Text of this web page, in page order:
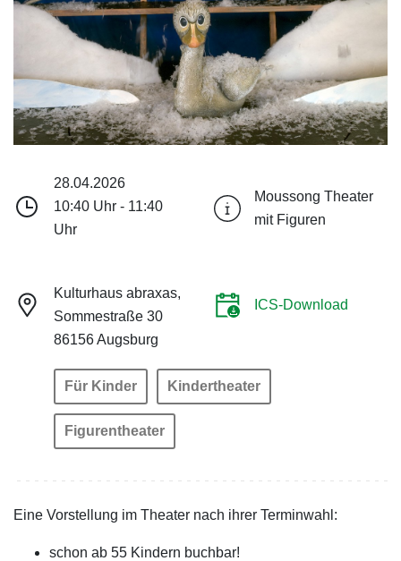
28.04.2026
10:40 Uhr - 11:40
Uhr
Moussong Theater
mit Figuren
Kulturhaus abraxas,
Sommestraße 30
86156 Augsburg
ICS-Download
Für Kinder Kindertheater
Figurentheater
Eine Vorstellung im Theater nach ihrer Terminwahl:
schon ab 55 Kindern buchbar!